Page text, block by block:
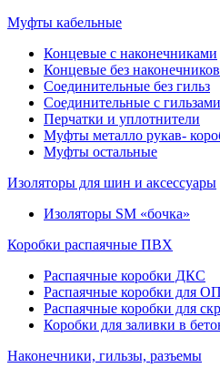
Муфты кабельные
Концевые с наконечниками
Концевые без наконечников
Соединительные без гильз
Соединительные с гильзами
Перчатки и уплотнители
Муфты металло рукав-
Муфты остальные
Изоляторы для шин и аксессуары
Изоляторы SM «бочка»
Коробки распаячные ПВХ
Распаячные коробки ДКС
Распаячные коробки для ОП
Распаячные коробки для
Коробки для заливки в
Наконечники, гильзы, разъемы